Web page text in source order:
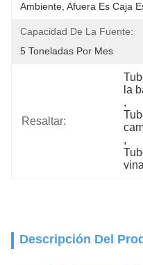
Ambiente, Afuera Es Caja
Capacidad De La Fuente:
5 Toneladas Por Mes
Resaltar:
la
,
,
Descripción Del